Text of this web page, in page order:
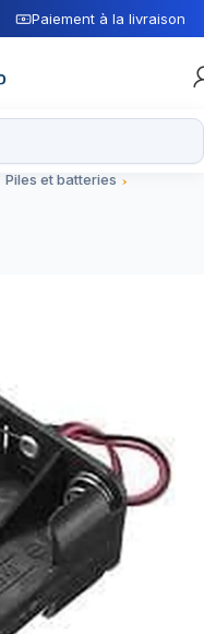
Paiement à la livraison
Piles et batteries